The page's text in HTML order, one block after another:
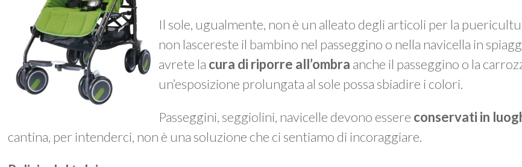
Il sole, ugualmente, non è un alleato degli articoli per la
non lascereste il bambino nel passeggino o nella navicella in
avrete la cura di riporre all’ombra anche il passeggino o la
un’esposizione prolungata al sole possa sbiadire i colori.
Passeggini, seggiolini, navicelle devono essere conservati in
cantina, per intenderci, non è una soluzione che ci sentiamo di incoraggiare.